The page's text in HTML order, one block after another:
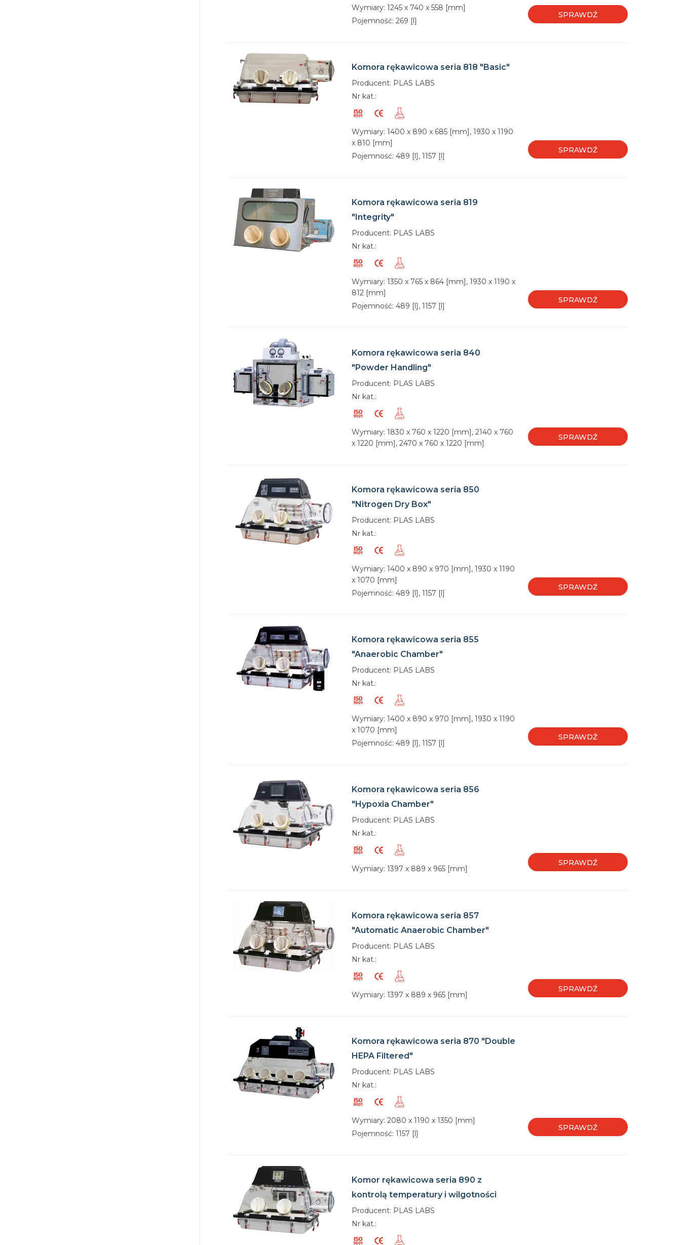
Wymiary: 1245 x 740 x 558 [mm]
Pojemność: 269 [l]
SPRAWDŹ
Komora rękawicowa seria 818 "Basic"
Producent: PLAS LABS
Nr kat.:
Wymiary: 1400 x 890 x 685 [mm], 1930 x 1190
x 810 [mm]
Pojemność: 489 [l], 1157 [l]
SPRAWDŹ
Komora rękawicowa seria 819
"Integrity"
Producent: PLAS LABS
Nr kat.:
Wymiary: 1350 x 765 x 864 [mm], 1930 x 1190 x
812 [mm]
Pojemność: 489 [l], 1157 [l]
SPRAWDŹ
Komora rękawicowa seria 840
"Powder Handling"
Producent: PLAS LABS
Nr kat.:
Wymiary: 1830 x 760 x 1220 [mm], 2140 x 760
x 1220 [mm], 2470 x 760 x 1220 [mm]
SPRAWDŹ
Komora rękawicowa seria 850
"Nitrogen Dry Box"
Producent: PLAS LABS
Nr kat.:
Wymiary: 1400 x 890 x 970 [mm], 1930 x 1190
x 1070 [mm]
Pojemność: 489 [l], 1157 [l]
SPRAWDŹ
Komora rękawicowa seria 855
"Anaerobic Chamber"
Producent: PLAS LABS
Nr kat.:
Wymiary: 1400 x 890 x 970 [mm], 1930 x 1190
x 1070 [mm]
Pojemność: 489 [l], 1157 [l]
SPRAWDŹ
Komora rękawicowa seria 856
"Hypoxia Chamber"
Producent: PLAS LABS
Nr kat.:
Wymiary: 1397 x 889 x 965 [mm]
SPRAWDŹ
Komora rękawicowa seria 857
"Automatic Anaerobic Chamber"
Producent: PLAS LABS
Nr kat.:
Wymiary: 1397 x 889 x 965 [mm]
SPRAWDŹ
Komora rękawicowa seria 870 "Double
HEPA Filtered"
Producent: PLAS LABS
Nr kat.:
Wymiary: 2080 x 1190 x 1350 [mm]
Pojemność: 1157 [l]
SPRAWDŹ
Komor rękawicowa seria 890 z
kontrolą temperatury i wilgotności
Producent: PLAS LABS
Nr kat.: